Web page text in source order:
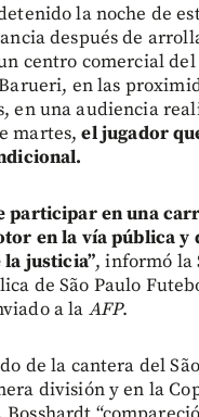
la noche de
después de
centro comercial
en las
en una audiencia
martes,el jugador
participar en una
en la vía pública y
justicia”, informó la
de São Paulo
a la AFP.
de la cantera del
división y en la